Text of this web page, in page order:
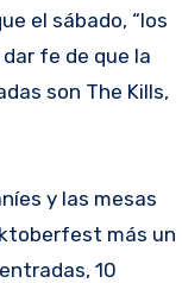
el sábado, “los
fe de que la
son The Kills,
y las mesas
más un
10